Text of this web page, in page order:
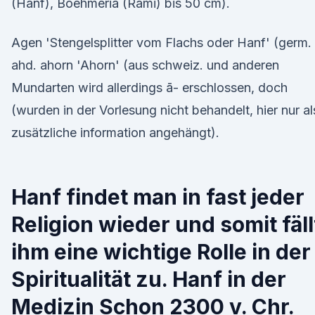
(Hanf), Boehmeria (Rami) bis 50 cm).
Agen 'Stengelsplitter vom Flachs oder Hanf' (germ.
ahd. ahorn 'Ahorn' (aus schweiz. und anderen
Mundarten wird allerdings ā- erschlossen, doch
(wurden in der Vorlesung nicht behandelt, hier nur
zusätzliche information angehängt).
Hanf findet man in fast jeder
Religion wieder und somit
ihm eine wichtige Rolle in der
Spiritualität zu. Hanf in der
Medizin Schon 2300 v. Chr.